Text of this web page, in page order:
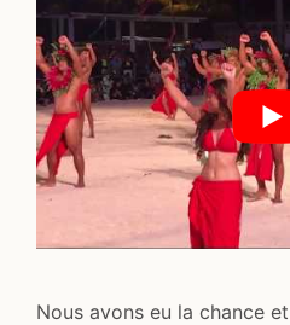
Nous avons eu la chance et